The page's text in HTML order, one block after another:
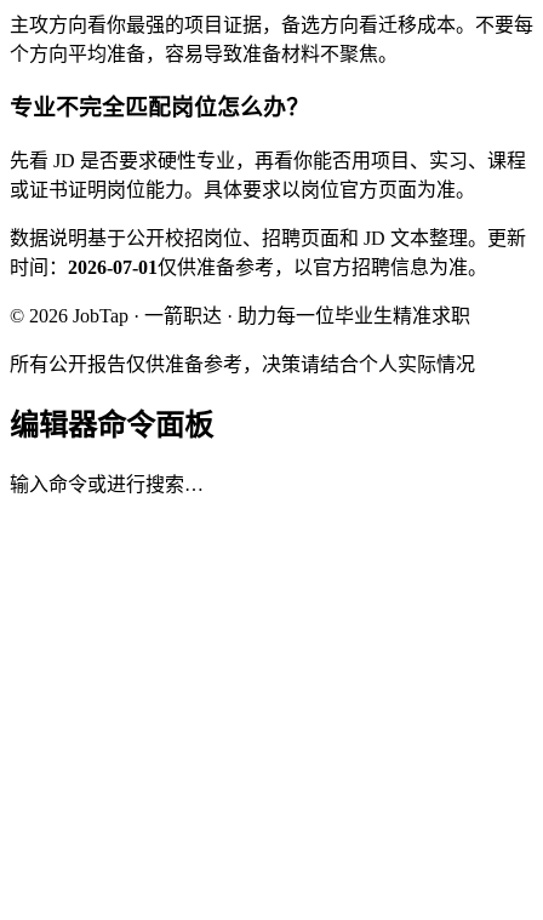
主攻方向看你最强的项目证据，备选方向看迁移成本。不要每
个方向平均准备，容易导致准备材料不聚焦。
专业不完全匹配岗位怎么办？
先看 JD 是否要求硬性专业，再看你能否用项目、实习、课程
或证书证明岗位能力。具体要求以岗位官方页面为准。
数据说明基于公开校招岗位、招聘页面和 JD 文本整理。
更新
时间： 2026-07-01仅供准备参考，以官方招聘信息为准。
© 2026 JobTap · 一箭职达 · 助力每一位毕业生精准求职
所有公开报告仅供准备参考，决策请结合个人实际情况
编辑器命令面板
输入命令或进行搜索…